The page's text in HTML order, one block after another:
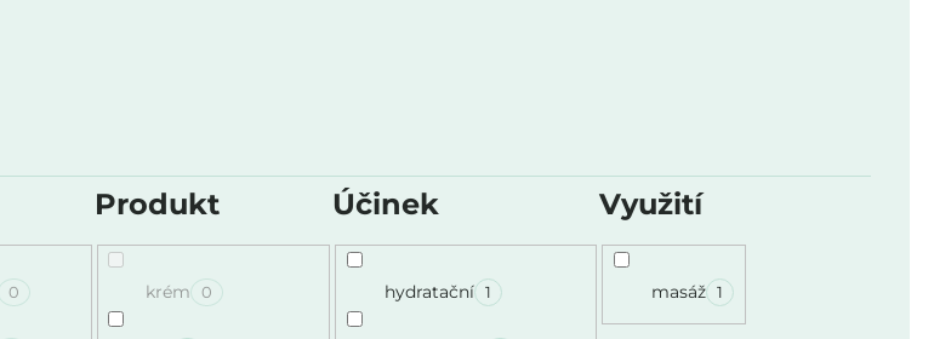
0
Produkt
krém 0
Účinek
hydratační 1
Využití
masáž 1